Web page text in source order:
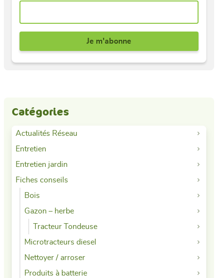
Catégories
Actualités Réseau
Entretien
Entretien jardin
Fiches conseils
Bois
Gazon – herbe
Tracteur Tondeuse
Microtracteurs diesel
Nettoyer / arroser
Produits à batterie